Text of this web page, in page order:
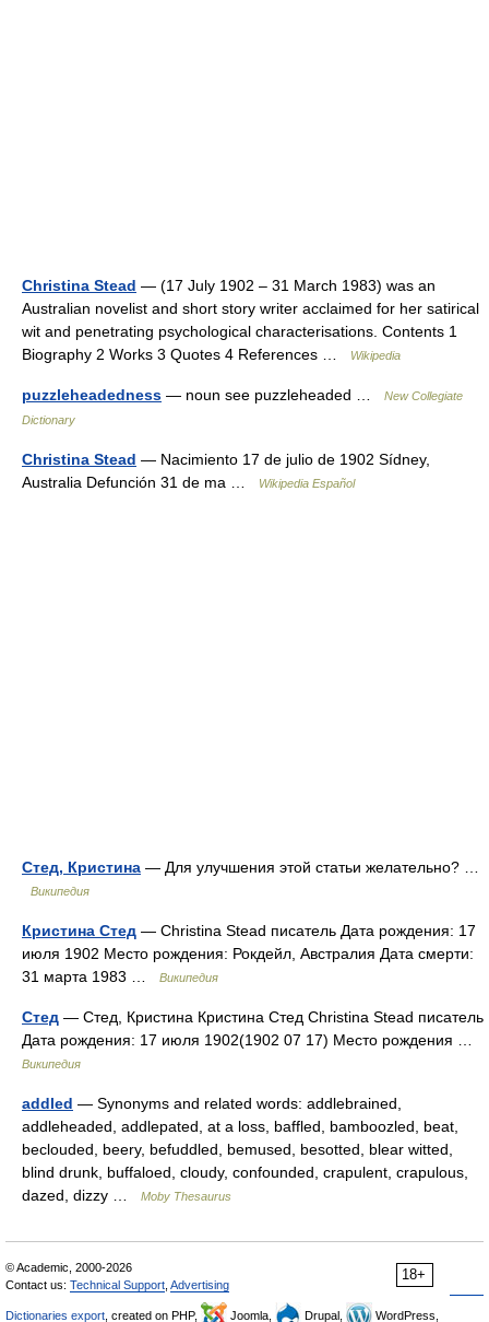
Christina Stead — (17 July 1902 – 31 March 1983) was an
Australian novelist and short story writer acclaimed for her satirical
wit and penetrating psychological characterisations. Contents 1
Biography 2 Works 3 Quotes 4 References …
Wikipedia
puzzleheadedness — noun see puzzleheaded …
New Collegiate
Dictionary
Christina Stead — Nacimiento 17 de julio de 1902 Sídney,
Australia Defunción 31 de ma …
Wikipedia Español
Стед, Кристина — Для улучшения этой статьи желательно? …
Википедия
Кристина Стед — Christina Stead писатель Дата рождения: 17
июля 1902 Место рождения: Рокдейл, Австралия Дата смерти:
31 марта 1983 …
Википедия
Стед — Стед, Кристина Кристина Стед Christina Stead писатель
Дата рождения: 17 июля 1902(1902 07 17) Место рождения …
Википедия
addled — Synonyms and related words: addlebrained,
addleheaded, addlepated, at a loss, baffled, bamboozled, beat,
beclouded, beery, befuddled, bemused, besotted, blear witted,
blind drunk, buffaloed, cloudy, confounded, crapulent, crapulous,
dazed, dizzy …
Moby Thesaurus
18+
© Academic, 2000-2026
Contact us: Technical Support Advertising
Dictionaries export , created on PHP, Joomla, Drupal, WordPress,